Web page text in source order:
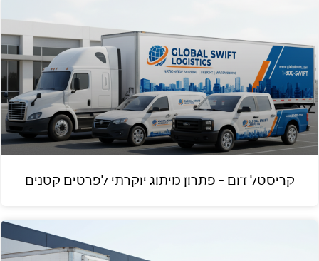
קריסטל דום – פתרון מיתוג יוקרתי לפרטים קטנים